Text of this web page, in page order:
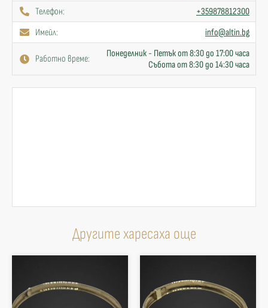
Телефон:
+359878812300
Имейл:
info@altin.bg
Работно време:
Понеделник - Петък от 8:30 до 17:00 часа
Събота от 8:30 до 14:30 часа
Другите харесаха още